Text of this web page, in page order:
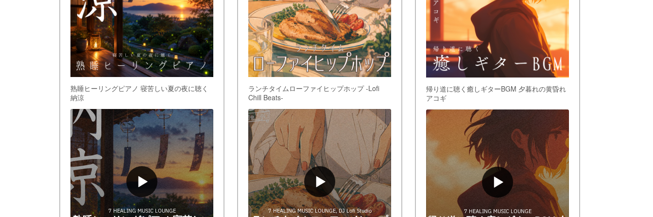
熟睡ヒーリングピアノ 寝苦しい夏の夜に聴く
納涼
ランチタイムローファイヒップホップ -Lofi
Chill Beats-
帰り道に聴く癒しギターBGM 夕暮れの黄昏れ
アコギ